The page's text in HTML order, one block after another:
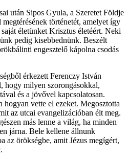
után Sipos Gyula, a Szeretet Földje
történetét, amelyet így
életünket Krisztus életéért. Neki
pedig kisebbednünk. Beszélt
engesztelő kápolna csodás
érkezett Ferenczy István
hogy milyen szorongásokkal,
és a jövővel kapcsolatosan.
hogyan vette el ezeket. Megosztotta
az utcai evangelizációban élt meg.
más lenne a világ, ha minden
járna. Bele kellene állnunk
az örökségbe, amit Jézus megígért,